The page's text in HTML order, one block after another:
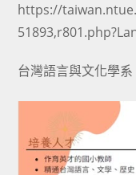
https://
台灣語言與文化學系